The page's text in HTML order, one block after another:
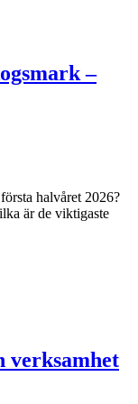
–
halvåret 2026?
är de viktigaste
verksamhet